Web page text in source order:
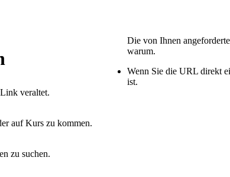
Die von Ihnen
warum.
Wenn Sie die URL direkt
ist.
veraltet.
auf Kurs zu kommen.
zu suchen.